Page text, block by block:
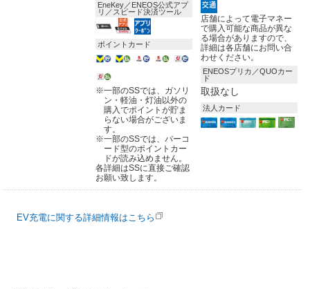
EneKey／ENEOS公式アプ
リ／スピード決済ツール
ポイントカード
※一部のSSでは、ガソリ
ン・軽油・灯油以外の
購入でポイントが貯ま
らない場合がございま
す。
※一部のSSでは、バーコ
ード型のポイントカー
ドが読み込めません。
各詳細はSSに直接ご確認
お願い致します。
店舗によって電子マネー
で購入可能な商品が異な
る場合がありますので、
詳細は各店舗にお問い合
わせください。
ENEOSプリカ／QUOカー
ド
取扱なし
法人カード
EV充電に関する詳細情報はこちら